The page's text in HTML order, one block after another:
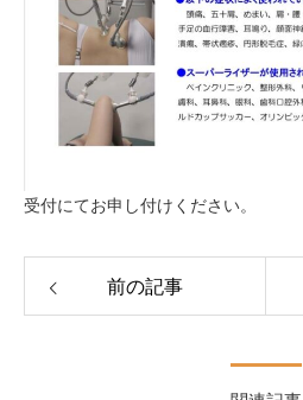
受付にてお申し付けください。
前の記事